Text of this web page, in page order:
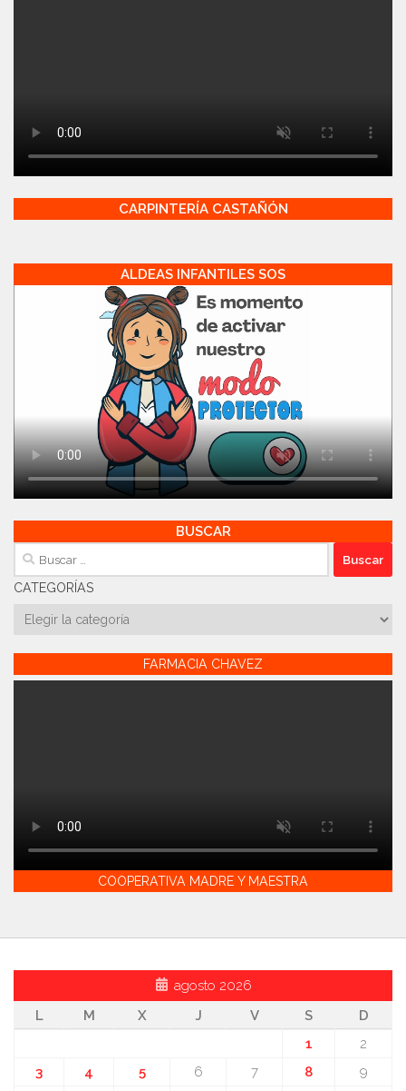
CARPINTERÍA CASTAÑÓN
ALDEAS INFANTILES SOS
BUSCAR
Buscar:
CATEGORÍAS
Categorías
FARMACIA CHAVEZ
COOPERATIVA MADRE Y MAESTRA
agosto 2026
L
M X J V S
D
1
2
3
4 5 6 7 8
9